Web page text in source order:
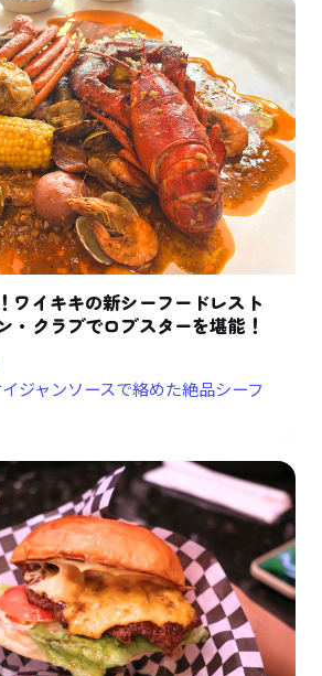
ワイキキの新シーフードレスト
・クラブでロブスターを堪能！
ジャンソースで絡めた絶品シーフ